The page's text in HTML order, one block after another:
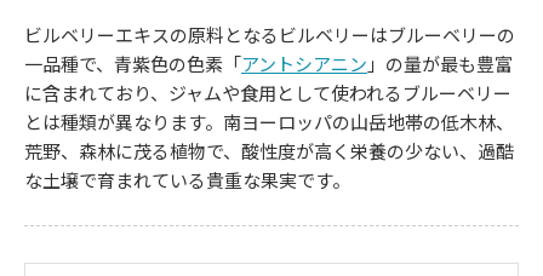
ビルベリーエキスの原料となるビルベリーはブルーベリーの
一品種で、青紫色の色素「アントシアニン 」の量が最も豊富
に含まれており、ジャムや食用として使われるブルーベリー
とは種類が異なります。南ヨーロッパの山岳地帯の低木林、
荒野、森林に茂る植物で、酸性度が高く栄養の少ない、過酷
な土壌で育まれている貴重な果実です。